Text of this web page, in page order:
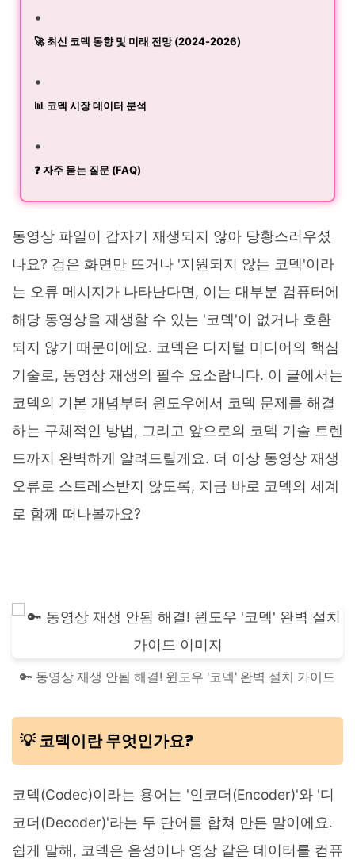
🚀 최신 코덱 동향 및 미래 전망 (2024-2026)
📊 코덱 시장 데이터 분석
❓ 자주 묻는 질문 (FAQ)
동영상 파일이 갑자기 재생되지 않아 당황스러우셨
나요? 검은 화면만 뜨거나 '지원되지 않는 코덱'이라
는 오류 메시지가 나타난다면, 이는 대부분 컴퓨터에
해당 동영상을 재생할 수 있는 '코덱'이 없거나 호환
되지 않기 때문이에요. 코덱은 디지털 미디어의 핵심
기술로, 동영상 재생의 필수 요소랍니다. 이 글에서는
코덱의 기본 개념부터 윈도우에서 코덱 문제를 해결
하는 구체적인 방법, 그리고 앞으로의 코덱 기술 트렌
드까지 완벽하게 알려드릴게요. 더 이상 동영상 재생
오류로 스트레스받지 않도록, 지금 바로 코덱의 세계
로 함께 떠나볼까요?
🔑 동영상 재생 안됨 해결! 윈도우 '코덱' 완벽 설치 가이드
💡 코덱이란 무엇인가요?
코덱(Codec)이라는 용어는 '인코더(Encoder)'와 '디
코더(Decoder)'라는 두 단어를 합쳐 만든 말이에요.
쉽게 말해, 코덱은 음성이나 영상 같은 데이터를 컴퓨